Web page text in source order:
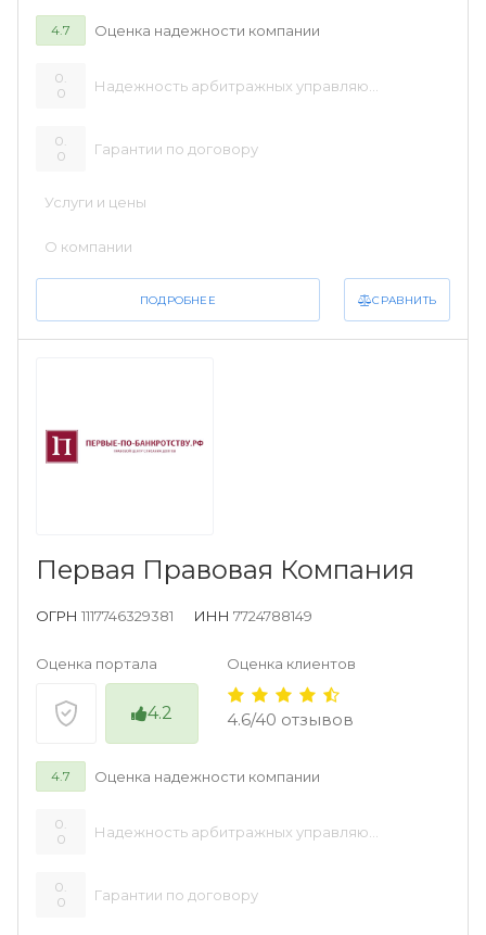
СРАВНИТЬ
4.7 Оценка надежности компании
0.
0
0.
0
Гарантии по договору
Услуги и цены
О компании
ПОДРОБНЕЕ
Первая Правовая Компания
ОГРН 1117746329381 ИНН 7724788149
Оценка портала
4.2
Оценка клиентов
4.6/40 отзывов
4.7 Оценка надежности компании
0.
0
0.
0
Гарантии по договору